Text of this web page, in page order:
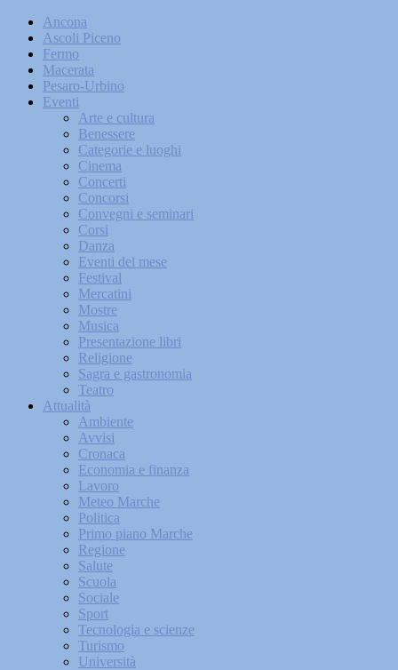
Ancona
Ascoli Piceno
Fermo
Macerata
Pesaro-Urbino
Eventi
Arte e cultura
Benessere
Categorie e luoghi
Cinema
Concerti
Concorsi
Convegni e seminari
Corsi
Danza
Eventi del mese
Festival
Mercatini
Mostre
Musica
Presentazione libri
Religione
Sagra e gastronomia
Teatro
Attualità
Ambiente
Avvisi
Cronaca
Economia e finanza
Lavoro
Meteo Marche
Politica
Primo piano Marche
Regione
Salute
Scuola
Sociale
Sport
Tecnologia e scienze
Turismo
Università